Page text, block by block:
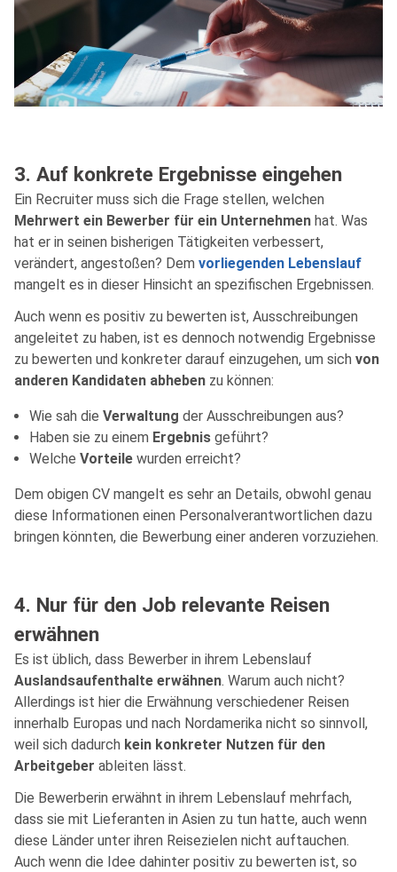
3. Auf konkrete Ergebnisse eingehen
Ein Recruiter muss sich die Frage stellen, welchen
Mehrwert ein Bewerber für ein Unternehmen hat. Was
hat er in seinen bisherigen Tätigkeiten verbessert,
verändert, angestoßen? Dem vorliegenden Lebenslauf
mangelt es in dieser Hinsicht an spezifischen Ergebnissen.
Auch wenn es positiv zu bewerten ist, Ausschreibungen
angeleitet zu haben, ist es dennoch notwendig Ergebnisse
zu bewerten und konkreter darauf einzugehen, um sich von
anderen Kandidaten abheben zu können:
Wie sah die Verwaltung der Ausschreibungen aus?
Haben sie zu einem Ergebnis geführt?
Welche Vorteile wurden erreicht?
Dem obigen CV mangelt es sehr an Details, obwohl genau
diese Informationen einen Personalverantwortlichen dazu
bringen könnten, die Bewerbung einer anderen vorzuziehen.
4. Nur für den Job relevante Reisen
erwähnen
Es ist üblich, dass Bewerber in ihrem Lebenslauf
Auslandsaufenthalte erwähnen. Warum auch nicht?
Allerdings ist hier die Erwähnung verschiedener Reisen
innerhalb Europas und nach Nordamerika nicht so sinnvoll,
weil sich dadurch kein konkreter Nutzen für den
Arbeitgeber ableiten lässt.
Die Bewerberin erwähnt in ihrem Lebenslauf mehrfach,
dass sie mit Lieferanten in Asien zu tun hatte, auch wenn
diese Länder unter ihren Reisezielen nicht auftauchen.
Auch wenn die Idee dahinter positiv zu bewerten ist, so